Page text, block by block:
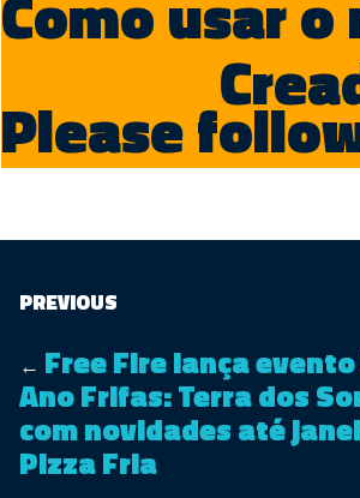
Please
PREVIOUS
← Free Fire lança
Ano Frifas: Terra dos
com novidades até
Pizza Fria